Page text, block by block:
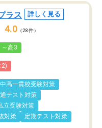
ラス 詳しく見る
4.0 （28件）
～高3
高一貫校受験対策
テスト対策
立受験対策
対策
定期テスト対策